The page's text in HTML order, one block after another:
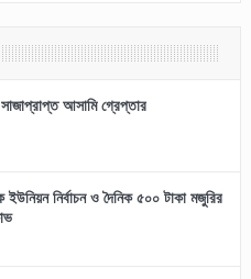
আসামি গ্রেপ্তার
ইউনিয়ন নির্বাচন ও দৈনিক ৫০০ টাকা মজুরির